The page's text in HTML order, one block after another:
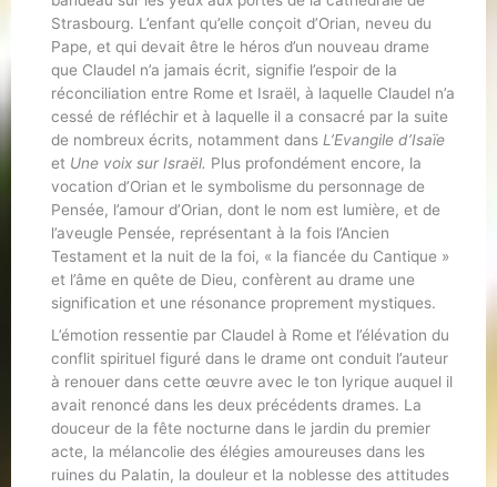
Strasbourg. L’enfant qu’elle conçoit d’Orian, neveu du
Pape, et qui devait être le héros d’un nouveau drame
que Claudel n’a jamais écrit, signifie l’espoir de la
réconciliation entre Rome et Israël, à laquelle Claudel n’a
cessé de réfléchir et à laquelle il a consacré par la suite
de nombreux écrits, notamment dans L’Evangile d’Isaïe
et Une voix sur Israël. Plus profondément encore, la
vocation d’Orian et le symbolisme du personnage de
Pensée, l’amour d’Orian, dont le nom est lumière, et de
l’aveugle Pensée, représentant à la fois l’Ancien
Testament et la nuit de la foi, « la fiancée du Cantique »
et l’âme en quête de Dieu, confèrent au drame une
signification et une résonance proprement mystiques.
L’émotion ressentie par Claudel à Rome et l’élévation du
conflit spirituel figuré dans le drame ont conduit l’auteur
à renouer dans cette œuvre avec le ton lyrique auquel il
avait renoncé dans les deux précédents drames. La
douceur de la fête nocturne dans le jardin du premier
acte, la mélancolie des élégies amoureuses dans les
ruines du Palatin, la douleur et la noblesse des attitudes